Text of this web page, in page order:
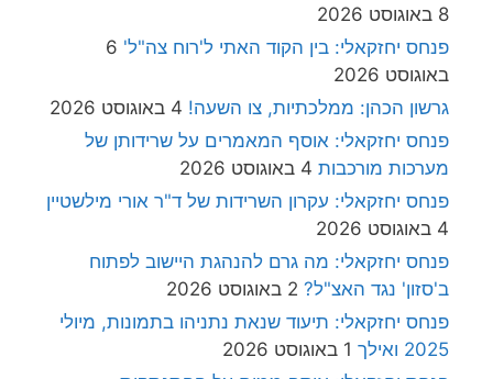
8 באוגוסט 2026
פנחס יחזקאלי: בין הקוד האתי ל'רוח צה"ל' 6
באוגוסט 2026
גרשון הכהן: ממלכתיות, צו השעה! 4 באוגוסט 2026
פנחס יחזקאלי: אוסף המאמרים על שרידותן של
מערכות מורכבות 4 באוגוסט 2026
פנחס יחזקאלי: עקרון השרידות של ד"ר אורי מילשטיין
4 באוגוסט 2026
פנחס יחזקאלי: מה גרם להנהגת היישוב לפתוח
ב'סזון' נגד האצ"ל? 2 באוגוסט 2026
פנחס יחזקאלי: תיעוד שנאת נתניהו בתמונות, מיולי
2025 ואילך
1 באוגוסט 2026